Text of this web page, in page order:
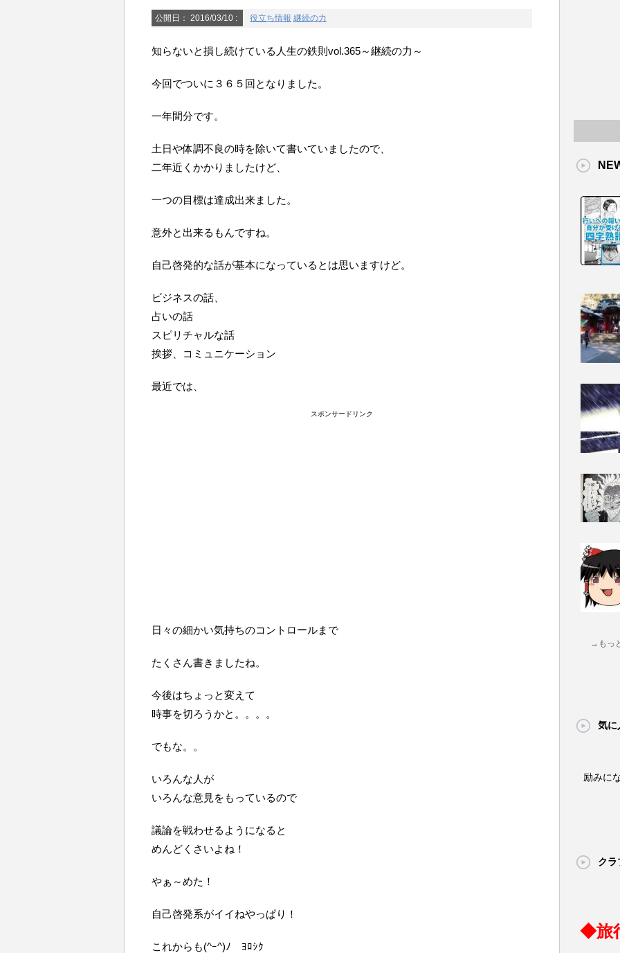
公開日： 2016/03/10 : 役立ち情報 継続の力
知らないと損し続けている人生の鉄則vol.365～継続の力～
今回でついに３６５回となりました。
一年間分です。
土日や体調不良の時を除いて書いていましたので、
二年近くかかりましたけど、
一つの目標は達成出来ました。
意外と出来るもんですね。
自己啓発的な話が基本になっているとは思いますけど。
ビジネスの話、
占いの話
スピリチャルな話
挨拶、コミュニケーション
最近では、
スポンサードリンク
日々の細かい気持ちのコントロールまで
たくさん書きましたね。
今後はちょっと変えて
時事を切ろうかと。。。。
でもな。。
いろんな人が
いろんな意見をもっているので
議論を戦わせるようになると
めんどくさいよね！
やぁ～めた！
自己啓発系がイイねやっぱり！
これからも(^ｰ^)ﾉ ﾖﾛｼｸ
→もっ
気に
励みに
クラ
◆旅